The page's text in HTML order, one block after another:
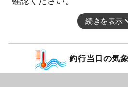
続きを表示
釣行当日の気